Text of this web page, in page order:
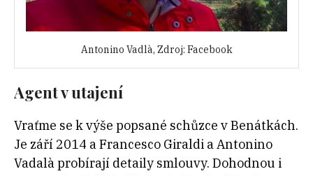
Antonino Vadlà, Zdroj: Facebook
Agent v utajení
Vraťme se k výše popsané schůzce v Benátkách.
Je září 2014 a Francesco Giraldi a Antonino
Vadalà probírají detaily smlouvy. Dohodnou i